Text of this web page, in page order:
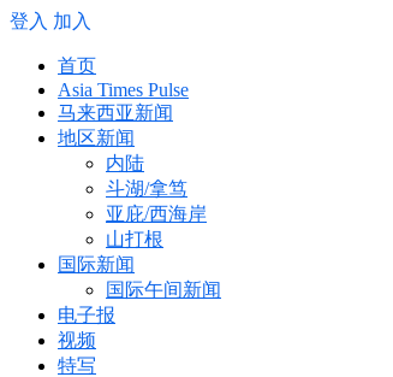
登入 加入
首页
Asia Times Pulse
马来西亚新闻
地区新闻
内陆
斗湖/拿笃
亚庇/西海岸
山打根
国际新闻
国际午间新闻
电子报
视频
特写